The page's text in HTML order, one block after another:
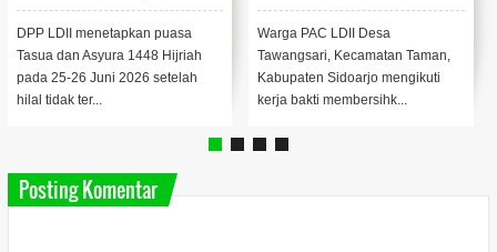
47 Titik Nasional
DPP LDII menetapkan puasa
Tasua dan Asyura 1448 Hijriah
pada 25-26 Juni 2026 setelah
hilal tidak ter...
Warga PAC LDII Desa
Tawangsari, Kecamatan Taman,
Kabupaten Sidoarjo mengikuti
kerja bakti membersihk...
Posting Komentar